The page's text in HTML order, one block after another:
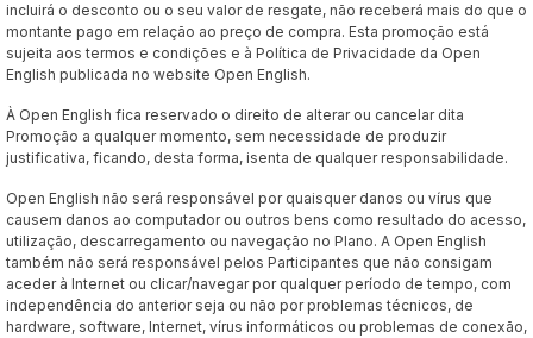
incluirá o desconto ou o seu valor de resgate, não receberá mais do que o
montante pago em relação ao preço de compra. Esta promoção está
sujeita aos termos e condições e à Política de Privacidade da Open
English publicada no website Open English.
À Open English fica reservado o direito de alterar ou cancelar dita
Promoção a qualquer momento, sem necessidade de produzir
justificativa, ficando, desta forma, isenta de qualquer responsabilidade.
Open English não será responsável por quaisquer danos ou vírus que
causem danos ao computador ou outros bens como resultado do acesso,
utilização, descarregamento ou navegação no Plano. A Open English
também não será responsável pelos Participantes que não consigam
aceder à Internet ou clicar/navegar por qualquer período de tempo, com
independência do anterior seja ou não por problemas técnicos, de
hardware, software, Internet, vírus informáticos ou problemas de conexão,